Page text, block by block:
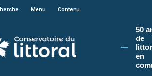
sur le site du Conservatoire du littoral, vous
Menu Contenu
50
de
en